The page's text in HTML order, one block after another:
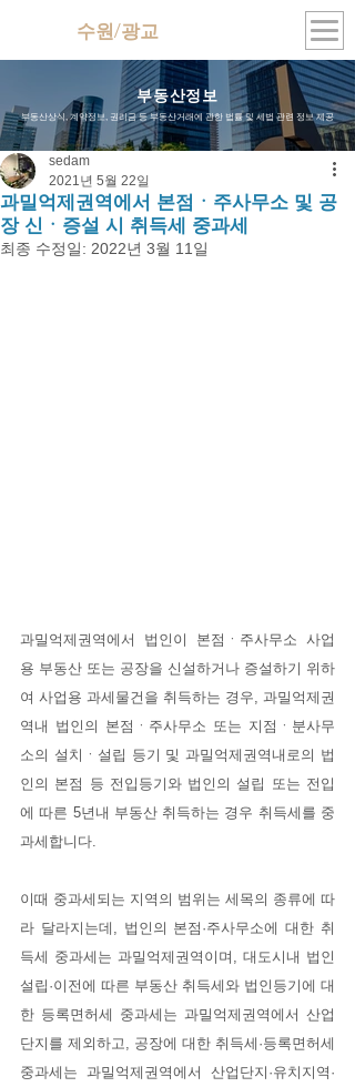
수원/광교
부동산정보
부동산상식, 계약정보, 권리금 등 부동산거래에 관한 법률 및 세법 관련 정보 제공
과밀억제권역에서 본점ㆍ주사무소 및 공
장 신ㆍ증설 시 취득세 중과세
sedam
2021년 5월 22일
최종 수정일: 2022년 3월 11일
과밀억제권역에서 법인이 본점ㆍ주사무소 사업
용 부동산 또는 공장을 신설하거나 증설하기 위하
여 사업용 과세물건을 취득하는 경우, 과밀억제권
역내 법인의 본점ㆍ주사무소 또는 지점ㆍ분사무
소의 설치ㆍ설립 등기 및 과밀억제권역내로의 법
인의 본점 등 전입등기와 법인의 설립 또는 전입
에 따른 5년내 부동산 취득하는 경우 취득세를 중
과세합니다.
이때 중과세되는 지역의 범위는 세목의 종류에 따
라 달라지는데, 법인의 본점·주사무소에 대한 취
득세 중과세는 과밀억제권역이며, 대도시내 법인
설립·이전에 따른 부동산 취득세와 법인등기에 대
한 등록면허세 중과세는 과밀억제권역에서 산업
단지를 제외하고, 공장에 대한 취득세·등록면허세
중과세는 과밀억제권역에서 산업단지·유치지역·